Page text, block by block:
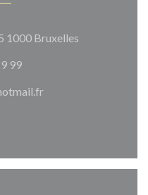
1000 Bruxelles
99
((opens in a new